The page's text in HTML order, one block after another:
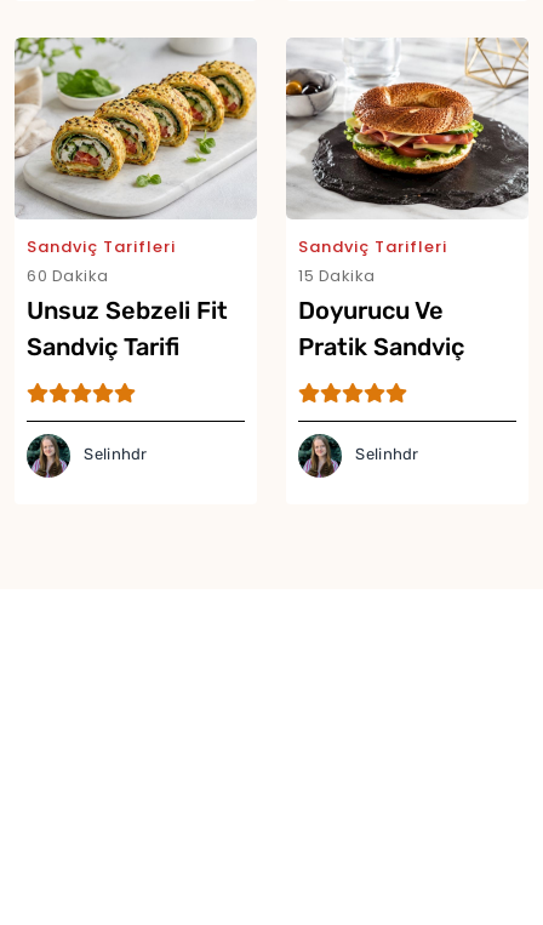
Sandviç Tarifleri
60 Dakika
Unsuz Sebzeli Fit
Sandviç Tarifi
Selinhdr
Sandviç Tarifleri
15 Dakika
Doyurucu Ve
Pratik Sandviç
Simit Tarifi
Selinhdr